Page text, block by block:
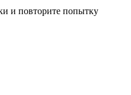
и повторите попытку